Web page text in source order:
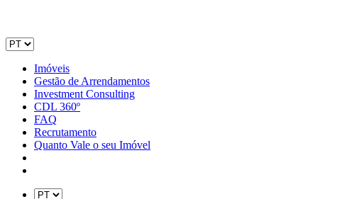
Imóveis
Gestão de Arrendamentos
Investment Consulting
CDL 360º
FAQ
Recrutamento
Quanto Vale o seu Imóvel